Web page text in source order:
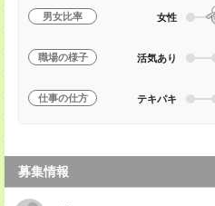
男女比率 女性
職場の様子 活気あり
仕事の仕方 テキパキ
募集情報